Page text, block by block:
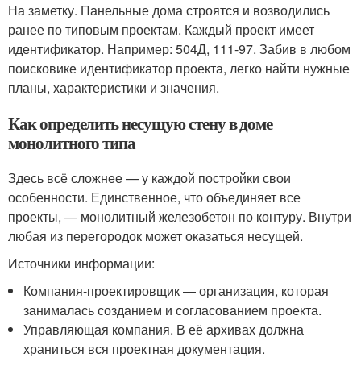
На заметку. Панельные дома строятся и возводились
ранее по типовым проектам. Каждый проект имеет
идентификатор. Например: 504Д, 111-97. Забив в любом
поисковике идентификатор проекта, легко найти нужные
планы, характеристики и значения.
Как определить несущую стену в доме
монолитного типа
Здесь всё сложнее — у каждой постройки свои
особенности. Единственное, что объединяет все
проекты, — монолитный железобетон по контуру. Внутри
любая из перегородок может оказаться несущей.
Источники информации:
Компания-проектировщик — организация, которая
занималась созданием и согласованием проекта.
Управляющая компания. В её архивах должна
храниться вся проектная документация.